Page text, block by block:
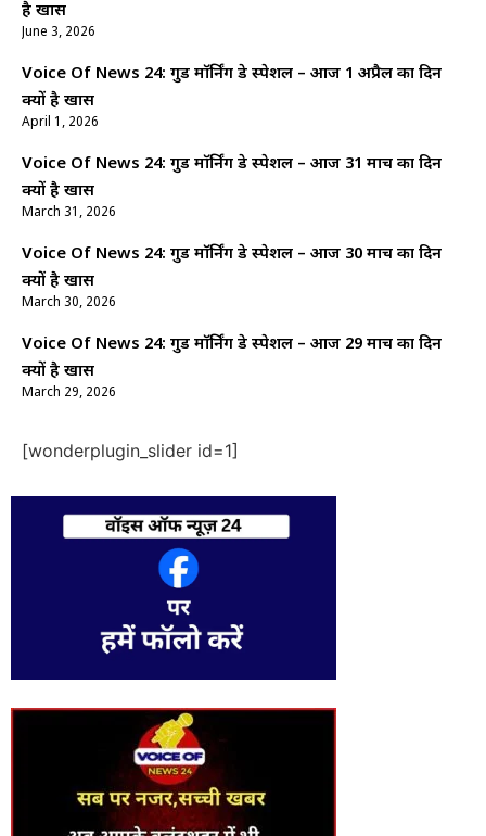
है खास
June 3, 2026
Voice Of News 24: गुड माॅर्निंग डे स्पेशल – आज 1 अप्रैल का दिन
क्यों है खास
April 1, 2026
Voice Of News 24: गुड माॅर्निंग डे स्पेशल – आज 31 मार्च का दिन
क्यों है खास
March 31, 2026
Voice Of News 24: गुड माॅर्निंग डे स्पेशल – आज 30 मार्च का दिन
क्यों है खास
March 30, 2026
Voice Of News 24: गुड माॅर्निंग डे स्पेशल – आज 29 मार्च का दिन
क्यों है खास
March 29, 2026
[wonderplugin_slider id=1]